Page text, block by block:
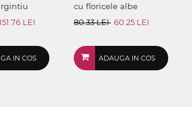
LEI
IN COS
cu floricele albe
80.33 LEI 60.25 LEI
ADAUGA IN COS